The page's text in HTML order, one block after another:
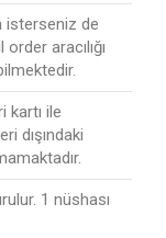
isterseniz de
aracılığı
kartı ile
dışındaki
1 nüshası